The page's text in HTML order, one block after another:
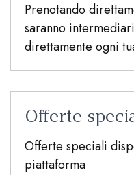
Prenotando
saranno
direttamente ogni
Offerte
Offerte speciali
piattaforma